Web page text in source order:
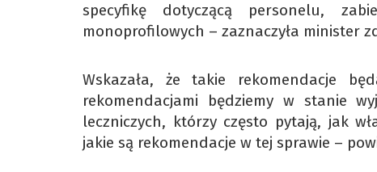
specyfikę dotyczącą personelu,
monoprofilowych – zaznaczyła minister
Wskazała, że takie rekomendacje
rekomendacjami będziemy w stanie
leczniczych, którzy często pytają, jak
jakie są rekomendacje w tej sprawie –